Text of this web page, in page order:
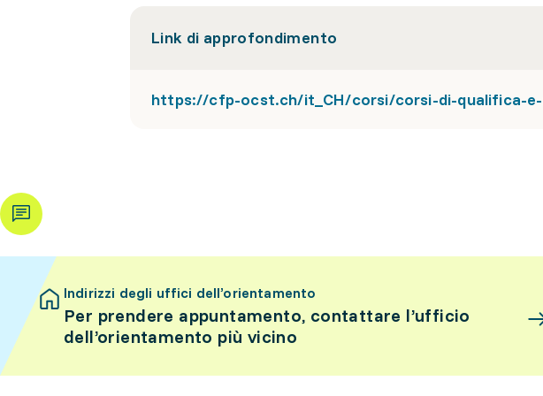
Link di approfondimento
https://cfp-ocst.ch/it_CH/corsi/corsi-di-qualifica-e-
Indirizzi degli uffici dell’orientamento
Per prendere appuntamento, contattare l’ufficio
dell’orientamento più vicino